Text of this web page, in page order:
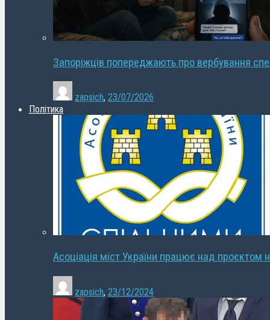
Запоріжців попереджають про вербування
zapsich, 23/07/2026
Політика
Асоціація міст України працює над проєктом
zapsich, 23/12/2024